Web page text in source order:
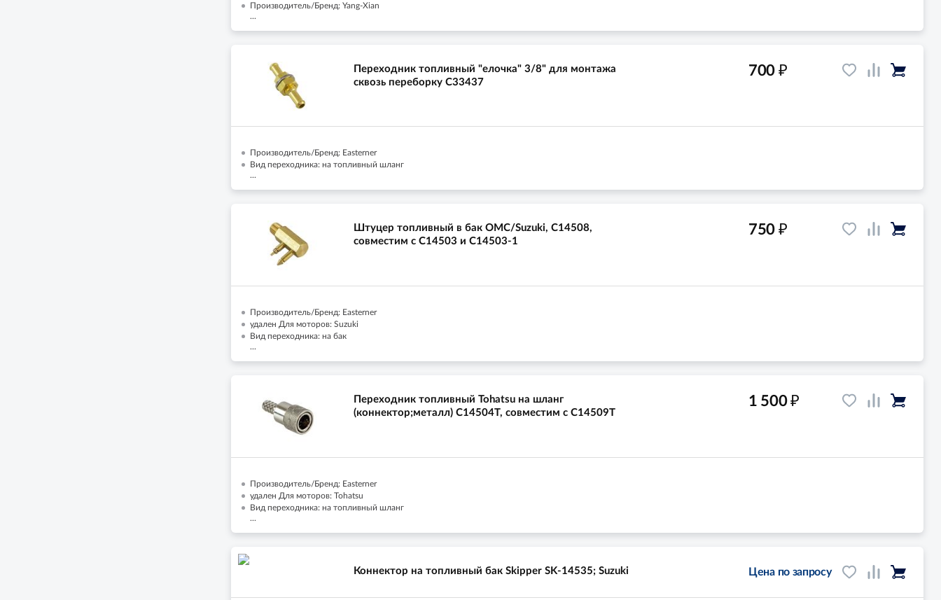
Производитель/Бренд: Yang-Xian
...
Переходник топливный "елочка" 3/8" для монтажа
сквозь переборку C33437
Производитель/Бренд: Easterner
Вид переходника: на топливный шланг
...
700 ₽
Штуцер топливный в бак OMC/Suzuki, C14508,
совместим с C14503 и C14503-1
Производитель/Бренд: Easterner
удален Для моторов: Suzuki
Вид переходника: на бак
...
750 ₽
Переходник топливный Tohatsu на шланг
(коннектор;металл) C14504T, совместим с C14509T
Производитель/Бренд: Easterner
удален Для моторов: Tohatsu
Вид переходника: на топливный шланг
...
1 500₽
Коннектор на топливный бак Skipper SK-14535; Suzuki Цена по запросу